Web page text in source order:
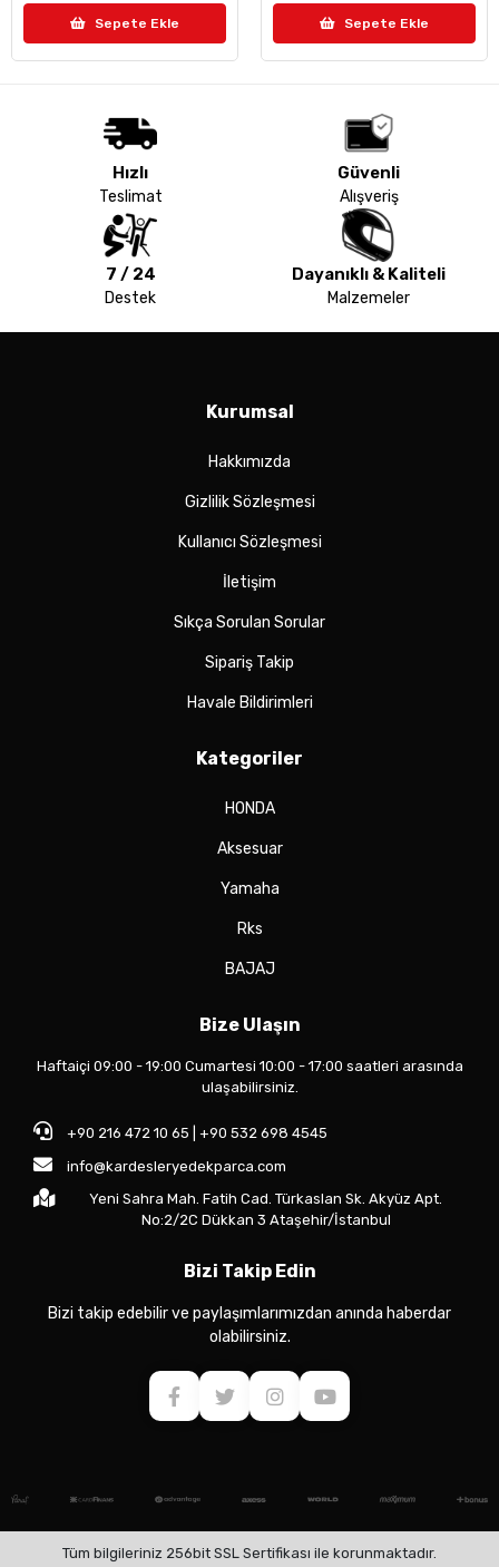
Sepete Ekle Sepete Ekle
Hızlı
Teslimat
Güvenli
Alışveriş
7 / 24
Destek
Dayanıklı & Kaliteli
Malzemeler
Kurumsal
Hakkımızda
Gizlilik Sözleşmesi
Kullanıcı Sözleşmesi
İletişim
Sıkça Sorulan Sorular
Sipariş Takip
Havale Bildirimleri
Kategoriler
HONDA
Aksesuar
Yamaha
Rks
BAJAJ
Bize Ulaşın
Haftaiçi 09:00 - 19:00 Cumartesi 10:00 - 17:00 saatleri arasında
ulaşabilirsiniz.
+90 216 472 10 65 | +90 532 698 4545
info@kardesleryedekparca.com
Yeni Sahra Mah. Fatih Cad. Türkaslan Sk. Akyüz Apt.
No:2/2C Dükkan 3 Ataşehir/İstanbul
Bizi Takip Edin
Bizi takip edebilir ve paylaşımlarımızdan anında haberdar
olabilirsiniz.
Tüm bilgileriniz 256bit SSL Sertifikası ile korunmaktadır.